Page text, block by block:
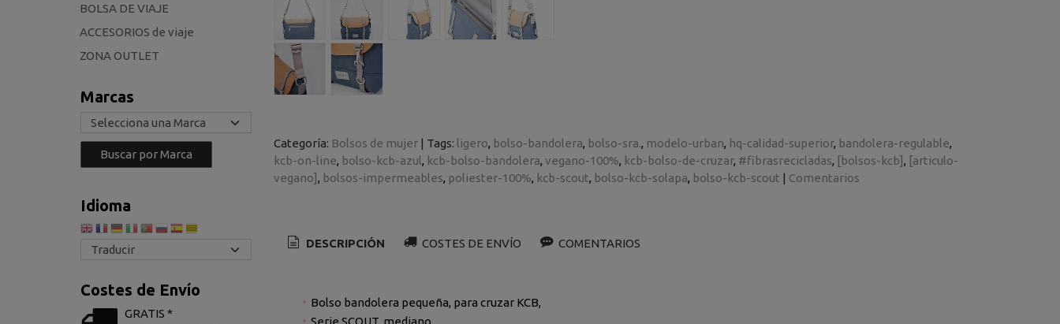
BOLSA DE VIAJE
ACCESORIOS de viaje
ZONA OUTLET
Marcas
Idioma
Costes de Envío
GRATIS *
Categoría: Bolsos de mujer| Tags: ligero bolso-bandolera bolso-sra. modelo-urban hq-calidad-superior bandolera-regulable
kcb-on-line bolso-kcb-azul kcb-bolso-bandolera vegano-100% kcb-bolso-de-cruzar #fibrasrecicladas [bolsos-kcb]
[articulo-
vegano]
bolsos-impermeables poliester-100% kcb-scout bolso-kcb-solapa bolso-kcb-scout | Comentarios
DESCRIPCIÓN COSTES DE ENVÍO COMENTARIOS
Bolso bandolera pequeña, para cruzar KCB,
Serie SCOUT, mediano